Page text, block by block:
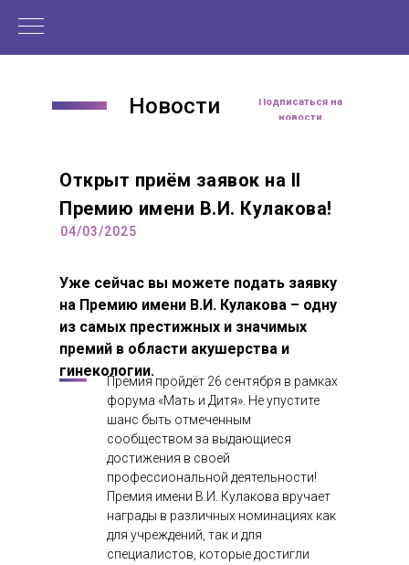
Новости
Подписаться на
новости
Открыт приём заявок на II
Премию имени В.И. Кулакова!
04/03/2025
Уже сейчас вы можете подать заявку
на Премию имени В.И. Кулакова – одну
из самых престижных и значимых
премий в области акушерства и
гинекологии.
Премия пройдёт 26 сентября в рамках
форума «Мать и Дитя». Не упустите
шанс быть отмеченным
сообществом за выдающиеся
достижения в своей
профессиональной деятельности!
Премия имени В.И. Кулакова вручает
награды в различных номинациях как
для учреждений, так и для
специалистов, которые достигли